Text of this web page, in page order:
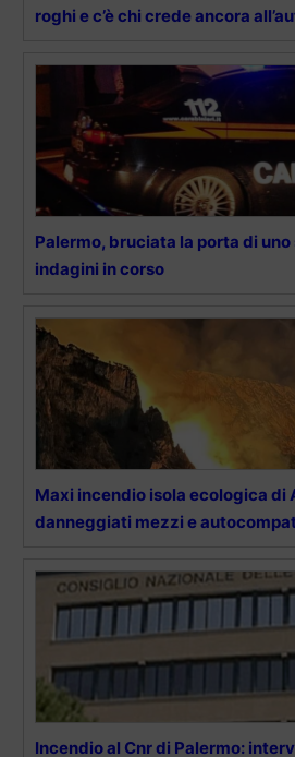
roghi e c’è chi crede ancora
Palermo, bruciata la porta di
indagini in corso
Maxi incendio isola ecologica di
danneggiati mezzi e
Incendio al Cnr di Palermo: